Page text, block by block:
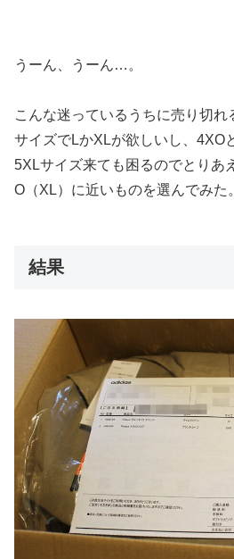
うーん、うーん…。
こんな迷っているうちに売り切れ
サイズでLかXLが欲しいし、4XO
5XLサイズ来ても困るのでとりあ
O（XL）に近いものを選んでみた。
結果